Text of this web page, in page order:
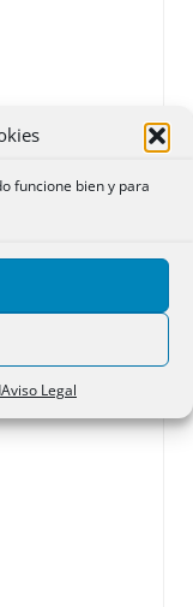
funcione bien y para
Aviso Legal